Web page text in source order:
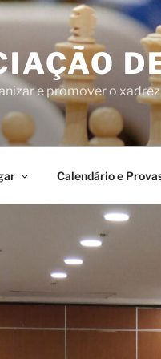
e promover o
Calendário e